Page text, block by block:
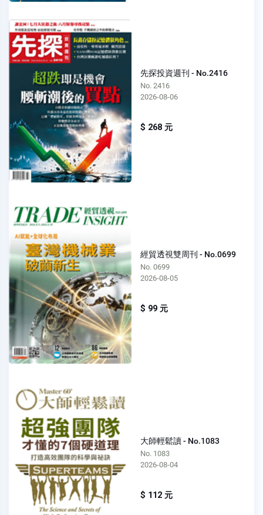
先探投資週刊 - No.2416
No. 2416
2026-08-06
$ 268 元
經貿透視雙周刊 - No.0699
No. 0699
2026-08-05
$ 99 元
大師輕鬆讀 - No.1083
No. 1083
2026-08-04
$ 112 元